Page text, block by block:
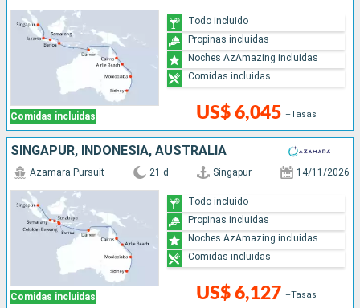
Comidas incluidas US$ 6,045 +Tasas
Todo incluido
Propinas incluidas
Noches AzAmazing incluidas
Comidas incluidas
SINGAPUR, INDONESIA, AUSTRALIA
Comidas incluidas
Azamara Pursuit 21 d Singapur 14/11/2026
US$ 6,127 +Tasas
Todo incluido
Propinas incluidas
Noches AzAmazing incluidas
Comidas incluidas